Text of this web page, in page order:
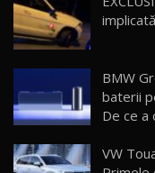
24
Van
26:38
mai
26
BMW
baterii
De ce a
VW